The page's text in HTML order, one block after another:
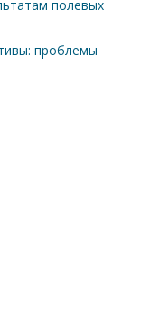
полевых
проблемы